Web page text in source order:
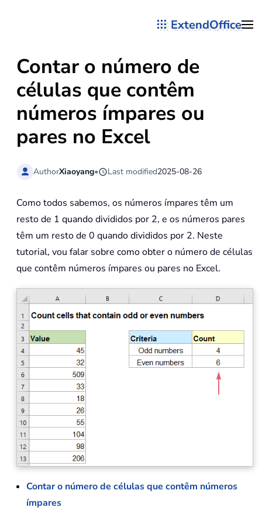
ExtendOffice
Contar o número de
células que contêm
números ímpares ou
pares no Excel
AuthorXiaoyang• Last modified2025-08-26
Como todos sabemos, os números ímpares têm um
resto de 1 quando divididos por 2, e os números pares
têm um resto de 0 quando divididos por 2. Neste
tutorial, vou falar sobre como obter o número de células
que contêm números ímpares ou pares no Excel.
Contar o número de células que contêm números
ímpares